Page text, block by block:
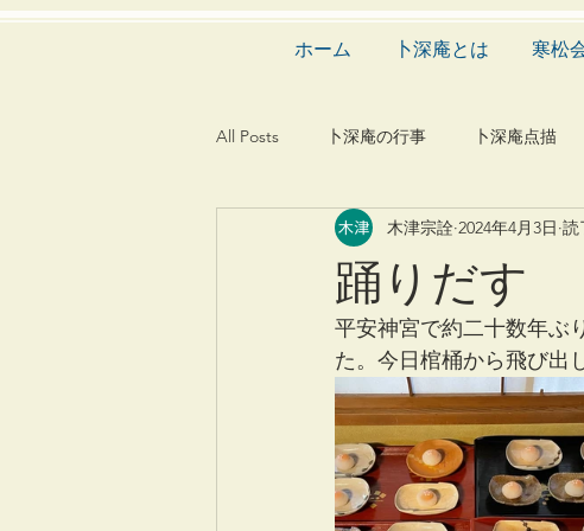
ホーム 卜深庵とは 寒松
All Posts 卜深庵の行事 卜深庵点描
漢詩 俳諧 文学
建築 造園 動物
踊りだす
木津宗詮 2024年4月3日 読
平安神宮で約二十数年ぶ
た。今日棺桶から飛び出